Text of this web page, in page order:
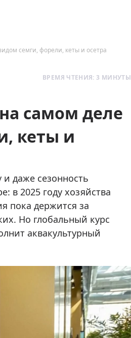
семги, форели, кеты и осетра
ВРЕМЯ ЧТЕНИЯ: 3 МИНУТЫ
самом деле
кеты и
даже сезонность
в 2025 году хозяйства
пока держится за
Но глобальный курс
аквакультурный